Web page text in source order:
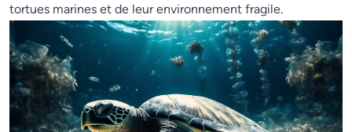
tortues marines et de leur environnement fragile.